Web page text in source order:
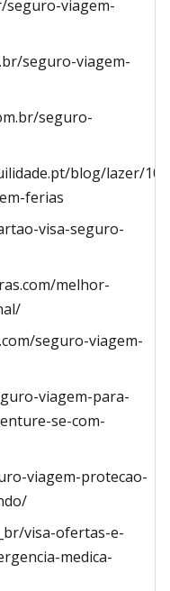
seguro-viagem-
seguro-viagem-
seguro-
blog/lazer/10-
ferias
visa-seguro-
melhor-
seguro-viagem-
viagem-para-
se-com-
viagem-protecao-
visa-ofertas-e-
medica-